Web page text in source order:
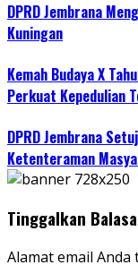
DPRD Jembrana
Kuningan
Kemah Budaya X
Perkuat Kepedulian
DPRD Jembrana
Ketenteraman
Tinggalkan
Alamat email